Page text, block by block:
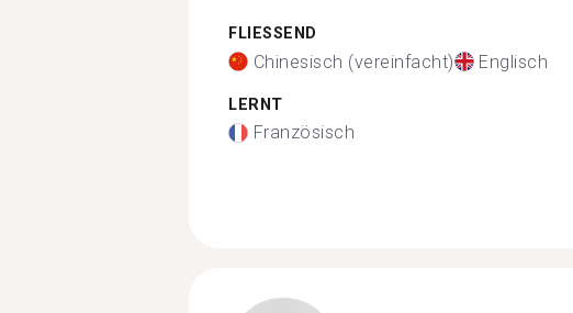
FLIESSEND
Chinesisch (vereinfacht) Englisch
LERNT
Französisch